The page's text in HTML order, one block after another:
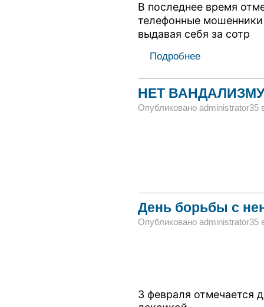
В последнее время
телефонные мошенники
выдавая себя за сотр
Подробнее
НЕТ
Опубликовано administrator35
День борьбы с
Опубликовано administrator35
3 февраля отмечается